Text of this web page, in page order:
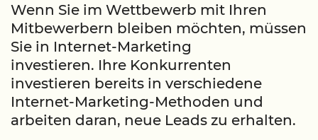
Wenn Sie im Wettbewerb mit Ihren
Mitbewerbern bleiben möchten, müssen
Sie in Internet-Marketing
investieren. Ihre Konkurrenten
investieren bereits in verschiedene
Internet-Marketing-Methoden und
arbeiten daran, neue Leads zu erhalten.